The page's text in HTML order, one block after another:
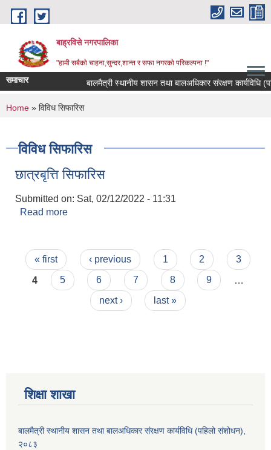
Skip to main content
बाह्रविसे नगरपालिका
"हामी सबैकाे चाहना,सुन्दर,शान्त र सफा नगरकाे परिकल्पना !"
समाचार बालमैत्री स्थानीय शासन तथा बालअधिकार संरक्षण कार्यविधि
You are here
Home » विविध सिफारिस
विविध सिफारिस
छात्रबृत्ति सिफारिस
Submitted on: Sat, 02/12/2022 - 11:31
Read more
Pages
« first ‹ previous 1 2
3
4
5 6 7 8 9
next ›
last »
शिक्षा शाखा
बालमैत्री स्थानीय शासन तथा बालअधिकार संरक्षण कार्यविधि (पहिलो संशोधन),
२०८३